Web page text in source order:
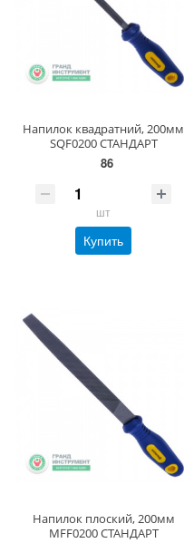
Напилок квадратний, 200мм
SQF0200 СТАНДАРТ
86
шт
Купить
Напилок плоский, 200мм
MFF0200 СТАНДАРТ